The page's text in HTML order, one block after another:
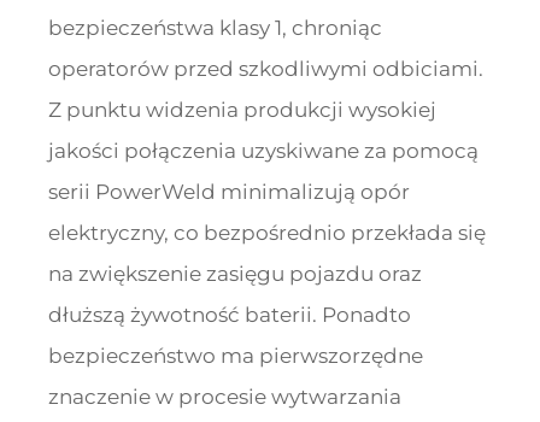
bezpieczeństwa klasy 1, chroniąc
operatorów przed szkodliwymi odbiciami.
Z punktu widzenia produkcji wysokiej
jakości połączenia uzyskiwane za pomocą
serii PowerWeld minimalizują opór
elektryczny, co bezpośrednio przekłada się
na zwiększenie zasięgu pojazdu oraz
dłuższą żywotność baterii. Ponadto
bezpieczeństwo ma pierwszorzędne
znaczenie w procesie wytwarzania